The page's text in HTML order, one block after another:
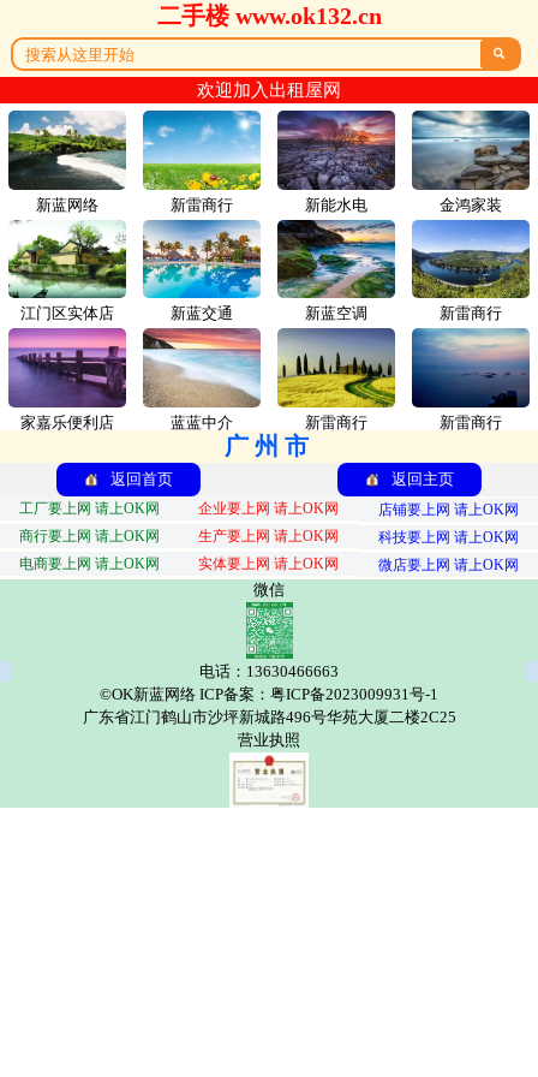
二手楼 www.ok132.cn

欢迎加入出租屋网
新蓝网络 新雷商行
江门区实体店 新蓝交通
家嘉乐便利店 蓝蓝中介
新能水电 金鸿家装
新蓝空调 新雷商行
新雷商行 新雷商行
广州市
返回首页 返回主页
工厂要上网 请上OK网 企业要上网 请上OK网
店铺要上网 请上OK网
商行要上网 请上OK网
生产要上网 请上OK网
科技要上网 请上OK网
电商要上网 请上OK网
实体要上网 请上OK网 微店要上网 请上OK网
微信
电话：13630466663
©OK新蓝网络 ICP备案：粤ICP备2023009931号-1
广东省江门鹤山市沙坪新城路496号华苑大厦二楼2C25
营业执照